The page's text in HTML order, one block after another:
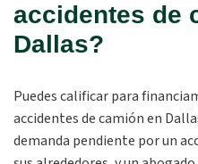
accidentes de
Dallas?
Puedes calificar para
accidentes de camión en
demanda pendiente por un